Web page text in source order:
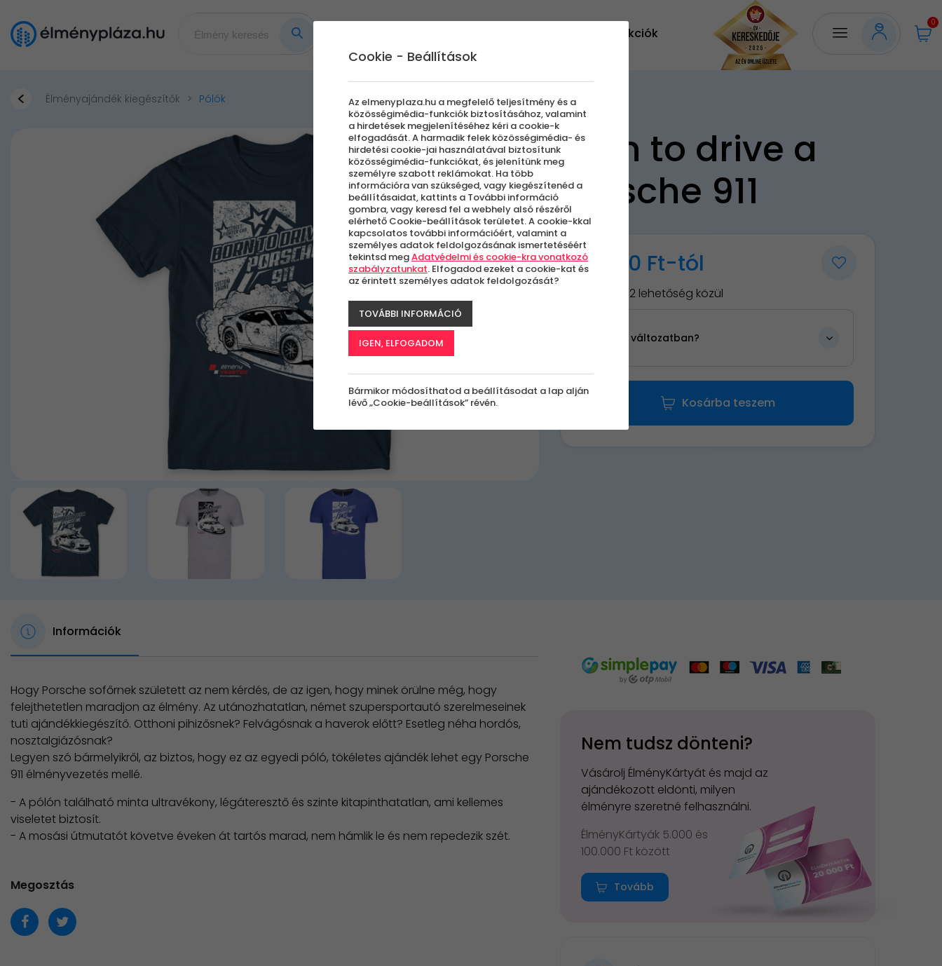
Akciók
0
Élményajándék kiegészítők Pólók
Born to drive a
Porsche 911
5 990 Ft-tól
Válassz 12 lehetőség közül
Milyen változatban?
Kosárba teszem
Információk
Hogy Porsche sofőrnek született az nem kérdés, de az igen, hogy minek örülne még, hogy
felejthetetlen maradjon az élmény. Az utánozhatatlan, német szupersportautó szerelmeseinek
tuti ajándékkiegészítő. Otthoni pihizősnek? Felvágósnak a haverok előtt? Esetleg néha hordós,
nosztalgiázósnak?
Legyen szó bármelyikről, az biztos, hogy ez az egyedi póló, tökéletes ajándék lehet egy Porsche
911 élményvezetés mellé.
- A pólón található minta ultravékony, légáteresztő és szinte kitapinthatatlan, ami kellemes
viseletet biztosít.
- A mosási útmutatót követve éveken át tartós marad, nem hámlik le és nem repedezik szét.
Megosztás
Nem tudsz dönteni?
Vásárolj ÉlményKártyát és majd az
ajándékozott eldönti, milyen
élményre szeretné felhasználni.
ÉlményKártyák 5.000 és
100.000 Ft között
Tovább
Cookie - Beállítások
Az elmenyplaza.hu a megfelelő teljesítmény és a
közösségimédia-funkciók biztosításához, valamint
a hirdetések megjelenítéséhez kéri a cookie-k
elfogadását. A harmadik felek közösségimédia- és
hirdetési cookie-jai használatával biztosítunk
közösségimédia-funkciókat, és jelenítünk meg
személyre szabott reklámokat. Ha több
információra van szükséged, vagy kiegészítenéd a
beállításaidat, kattints a További információ
gombra, vagy keresd fel a webhely alsó részéről
elérhető Cookie-beállítások területet. A cookie-kkal
kapcsolatos további információért, valamint a
személyes adatok feldolgozásának ismertetéséért
tekintsd megAdatvédelmi és cookie-kra vonatkozó
szabályzatunkat. Elfogadod ezeket a cookie-kat és
az érintett személyes adatok feldolgozását?
TOVÁBBI INFORMÁCIÓ
IGEN, ELFOGADOM
Bármikor módosíthatod a beállításodat a lap alján
lévő „Cookie-beállítások” révén.